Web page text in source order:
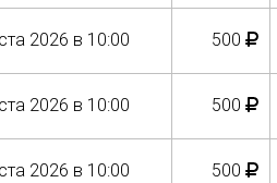
2026 в 10:00 500
2026 в 10:00 500
2026 в 10:00 500